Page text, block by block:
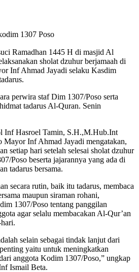
1307 Poso
Ramadhan 1445 H di masjid Al
sholat dzuhur berjamaah di
Inf Ahmad Jayadi selaku Kasdim
perwira staf Dim 1307/Poso serta
tadarus Al-Quran. Senin
Inf Hasroel Tamin, S.H.,M.Hub.Int
Mayor Inf Ahmad Jayadi mengatakan,
setiap hari setelah selesai sholat dzuhur
Poso beserta jajarannya yang ada di
tadarus bersama.
secara rutin, baik itu tadarus, membaca
maupun siraman rohani,
1307/Poso tentang panggilan
agar selalu membacakan Al-Qur’an
selain sebagai tindak lanjut dari
yaitu untuk meningkatkan
anggota Kodim 1307/Poso,” ungkap
Ismail Beta.